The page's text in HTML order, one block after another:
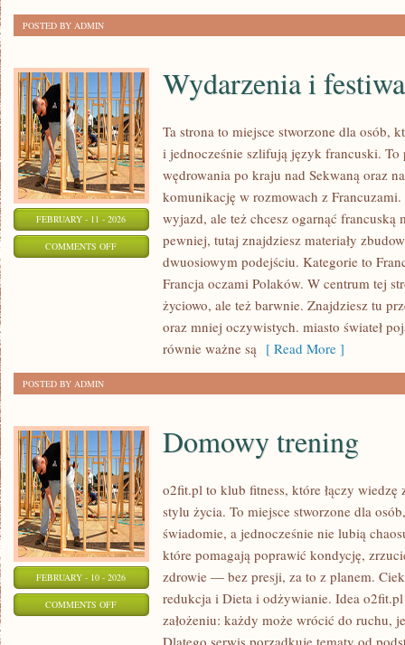
POSTED BY ADMIN
FEBRUARY - 11 - 2026
COMMENTS OFFON
WYDARZENIA
FESTIWALE
Wydarzenia i
Ta strona to miejsce stworzone dla osób,
i jednocześnie szlifują język francuski. To
wędrowania po kraju nad Sekwaną oraz
komunikację w rozmowach z
wyjazd, ale też chcesz ogarnąć francuską
pewniej, tutaj znajdziesz materiały
dwuosiowym podejściu. Kategorie to
Francja oczami Polaków. W centrum tej
życiowo, ale też barwnie. Znajdziesz tu
oraz mniej oczywistych. miasto świateł
równie ważne są [ Read More ]
POSTED BY ADMIN
FEBRUARY - 10 - 2026
COMMENTS OFFON
Domowy trening
o2fit.pl to klub fitness, które łączy
stylu życia. To miejsce stworzone dla
świadomie, a jednocześnie nie lubią
które pomagają poprawić kondycję,
zdrowie — bez presji, za to z planem.
redukcja i Dieta i odżywianie. Idea
założeniu: każdy może wrócić do ruchu,
Dlatego serwis porządkuje tematy od